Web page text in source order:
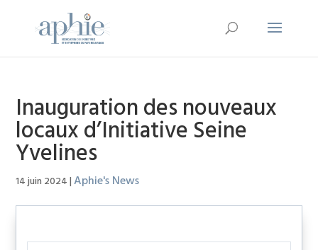
Inauguration des nouveaux
locaux d’Initiative Seine
Yvelines
14 juin 2024|Aphie's News